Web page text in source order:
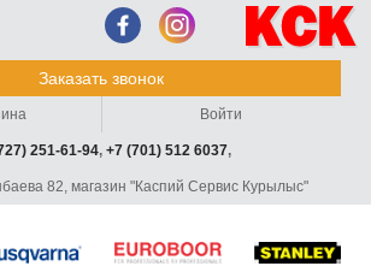
Заказать звонок
251-61-94, +7 (701) 512 6037,
82, магазин "Каспий Сервис Курылыс"
Войти